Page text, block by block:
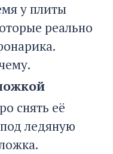
у плиты
реально
снять её
ледяную